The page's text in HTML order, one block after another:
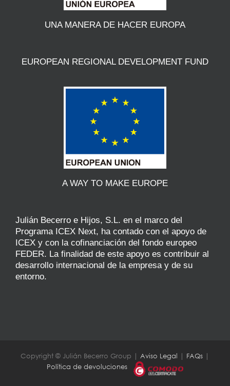
UNA MANERA DE HACER EUROPA
EUROPEAN REGIONAL DEVELOPMENT FUND
A WAY TO MAKE EUROPE
Julián Becerro e Hijos, S.L. en el marco del
Programa ICEX Next, ha contado con el apoyo de
ICEX y con la cofinanciación del fondo europeo
FEDER. La finalidad de este apoyo es contribuir al
desarrollo internacional de la empresa y de su
entorno.
Copyright © Julián Becerro Group | Aviso Legal | FAQs |
Política de devoluciones